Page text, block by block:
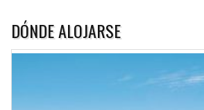
DÓNDE ALOJARSE